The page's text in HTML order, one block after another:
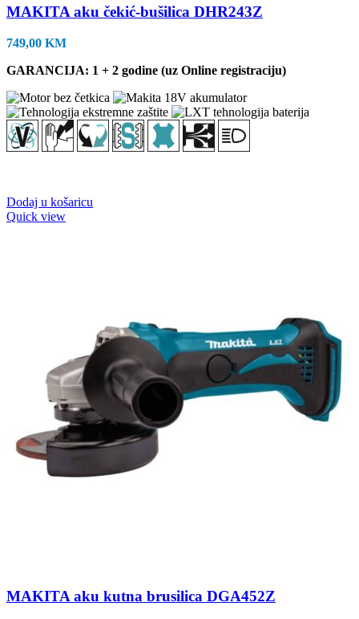
MAKITA aku čekić-bušilica DHR243Z
749,00 KM
GARANCIJA: 1 + 2 godine (uz Online registraciju)
Dodaj u košaricu
Quick view
MAKITA aku kutna brusilica DGA452Z